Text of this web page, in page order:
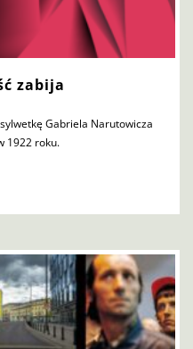
zabija
Gabriela Narutowicza
1922 roku.